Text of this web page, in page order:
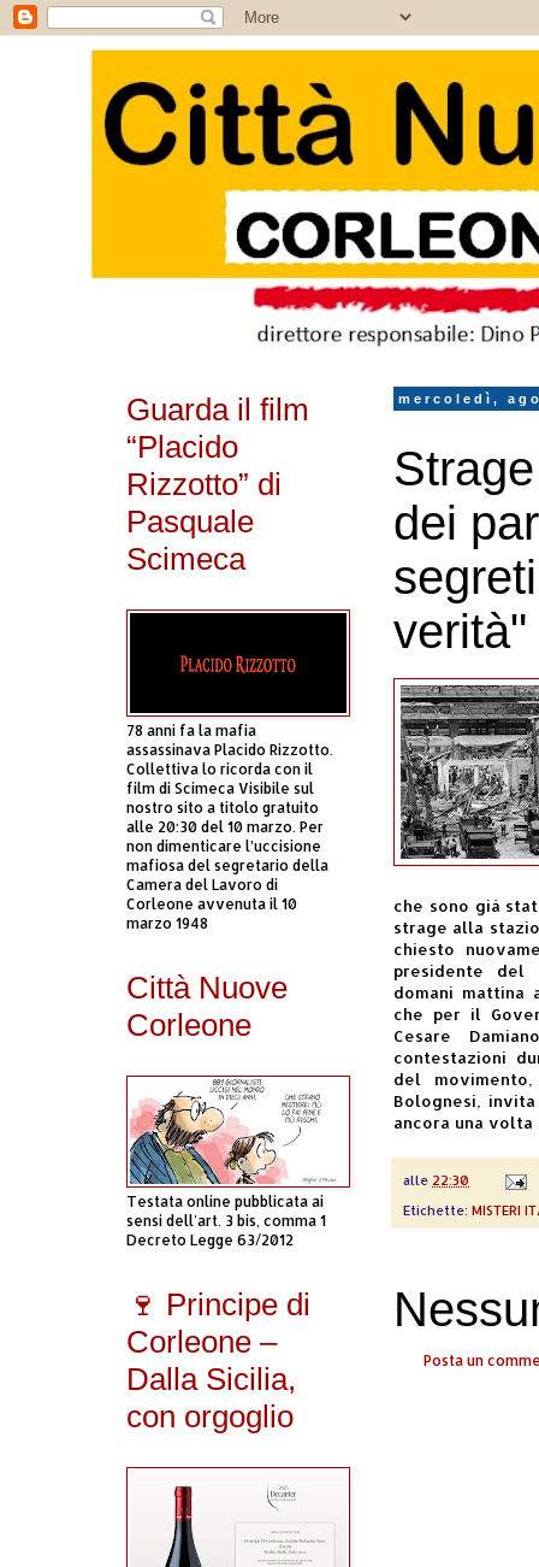
mercoledì,
dei
verità"
che sono già
strage alla
chiesto
presidente del
domani mattina
che per il
Cesare
contestazioni
del
Bolognesi,
ancora una
alle 22:30
Etichette: MISTERI
Posta un
Guarda il film
“Placido
Rizzotto” di
Pasquale
Scimeca
78 anni fa la mafia
assassinava Placido Rizzotto.
Collettiva lo ricorda con il
film di Scimeca Visibile sul
nostro sito a titolo gratuito
alle 20:30 del 10 marzo. Per
non dimenticare l’uccisione
mafiosa del segretario della
Camera del Lavoro di
Corleone avvenuta il 10
marzo 1948
Città Nuove
Corleone
Testata online pubblicata ai
sensi dell'art. 3 bis, comma 1
Decreto Legge 63/2012
🍷 Principe di
Corleone –
Dalla Sicilia,
con orgoglio